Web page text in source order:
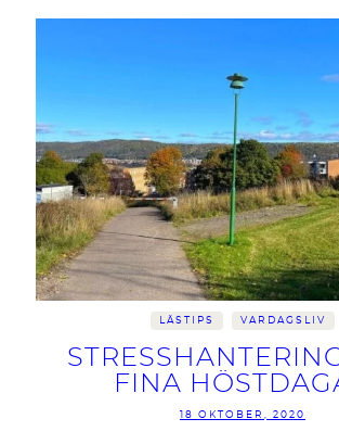
LÄSTIPS VARDAGSLIV
FINA
18 OKTOBER, 2020